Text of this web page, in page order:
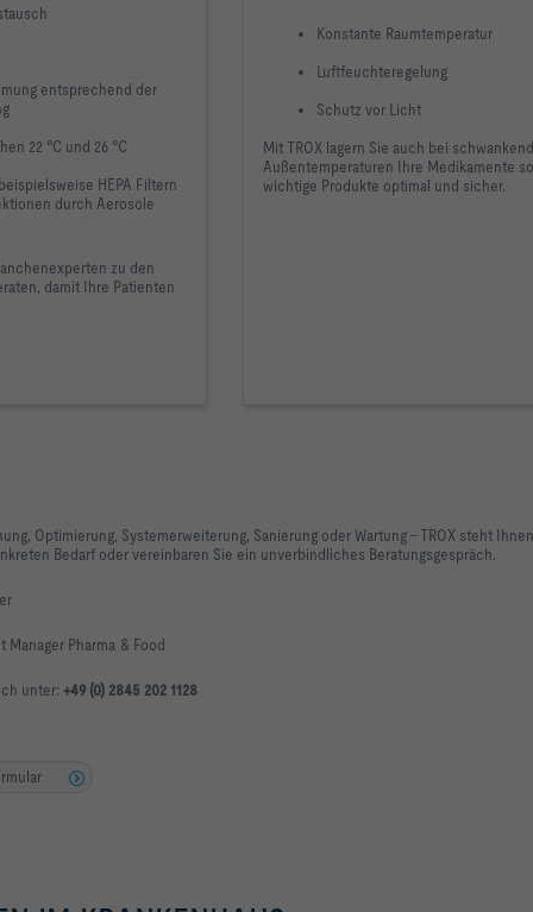
entsprechend der
22 °C und 26 °C
HEPA Filtern
durch Aerosole
zu den
damit Ihre Patienten
Konstante Raumtemperatur
Luftfeuchteregelung
Schutz vor Licht
Mit TROX lagern Sie auch bei
Außentemperaturen Ihre Medikamente
wichtige Produkte optimal und sicher.
Optimierung, Systemerweiterung, Sanierung oder Wartung – TROX steht
Bedarf oder vereinbaren Sie ein unverbindliches Beratungsgespräch.
Manager Pharma & Food
unter: +49 (0) 2845 202 1128